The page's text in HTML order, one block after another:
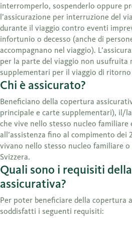
interromperlo, sospenderlo oppure
l’assicurazione per interruzione del
durante il viaggio contro eventi
infortunio o decesso (anche di
accompagnano nel viaggio).
per la parte del viaggio non usufruita
supplementari per il viaggio di ritorno
Chi è assicurato?
Beneficiano della copertura
principale e carte supplementari), il/
che vive nello stesso nucleo
all’assistenza fino al compimento dei
vivano nello stesso nucleo familiare
Svizzera.
Quali sono i requisiti
assicurativa?
Per poter beneficiare della copertura
soddisfatti i seguenti requisiti: